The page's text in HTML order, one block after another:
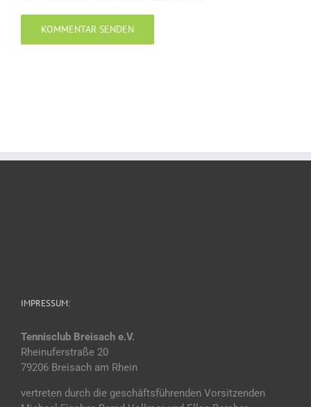
IMPRESSUM:
Tennisclub Breisach e.V.
Rheinuferstraße 20
79206 Breisach am Rhein
vertreten durch die geschäftsführenden Vorsitzenden